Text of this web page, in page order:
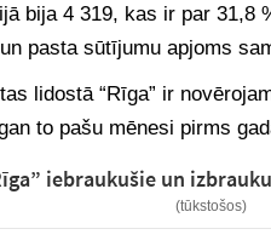
bija 4 319, kas ir par 31,8
pasta sūtījumu apjoms
lidostā “Rīga” ir
to pašu mēnesi pirms